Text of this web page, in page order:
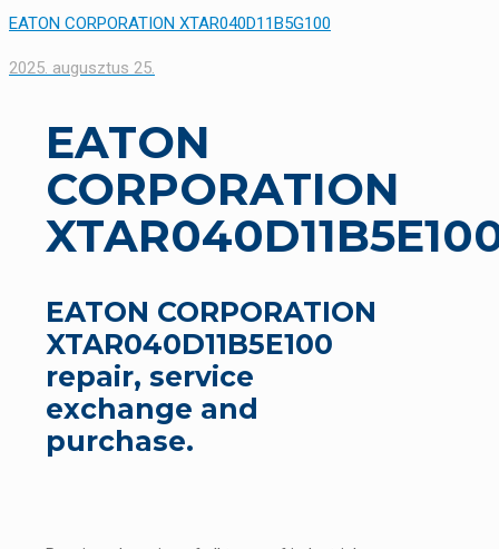
EATON CORPORATION XTAR040D11B5G100
2025. augusztus 25.
EATON
CORPORATION
EATON CORPORATION
XTAR040D11B5E100
repair, service
exchange and
purchase.